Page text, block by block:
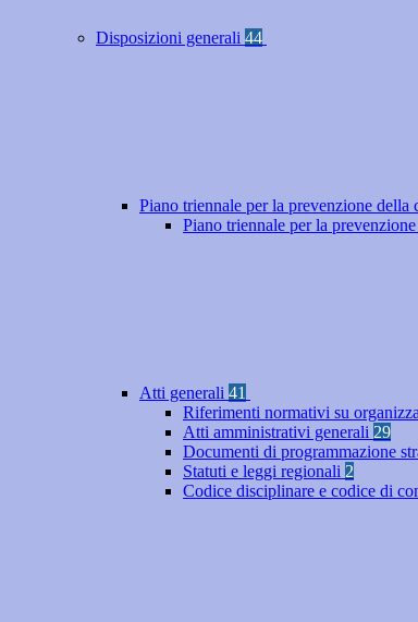
Disposizioni generali 44
Piano triennale per la prevenzione della
Piano triennale per la
Atti generali 41
Riferimenti normativi su
Atti amministrativi generali 29
Documenti di programmazione
Statuti e leggi regionali 2
Codice disciplinare e codice di